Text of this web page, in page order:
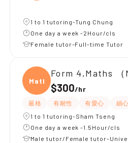
1 to 1 tutoring-Tung Chung
One day a week -2Hour/cls
Female tutor-Full-time Tutor
Maths
Form 4,Maths （
$300/hr
嚴格 有耐性 有愛心 細心
1 to 1 tutoring-Sham Tseng
One day a week -1.5Hour/cls
Male tutor/Female tutor-